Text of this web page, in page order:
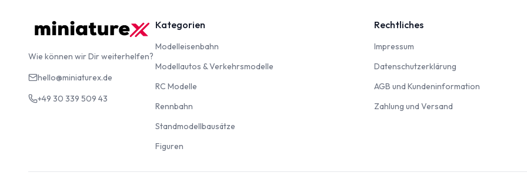
Wie können wir Dir weiterhelfen?
hello@miniaturex.de
+49 30 339 509 43
Kategorien
Modelleisenbahn
Modellautos & Verkehrsmodelle Modellautos & Verkehrsmodelle
RC Modelle
Rennbahn
Standmodellbausätze
Figuren
Rechtliches
ImpressumImpressum
Datenschutzerklärung
AGB und KundeninformationAGB und
Zahlung und VersandZahlung und Versand